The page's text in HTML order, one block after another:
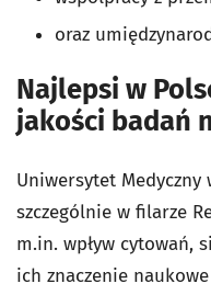
oraz
Najlepsi w
jakości badań
Uniwersytet Medyczny
szczególnie w filarze
m.in. wpływ cytowań,
ich znaczenie